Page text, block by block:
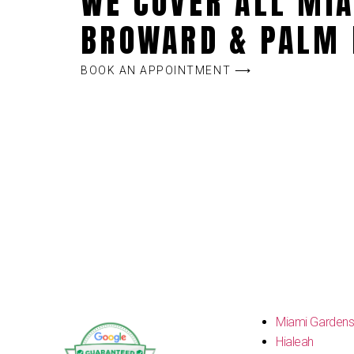
BROWARD & PALM
BOOK AN APPOINTMENT ⟶
Miami Gardens
Hialeah